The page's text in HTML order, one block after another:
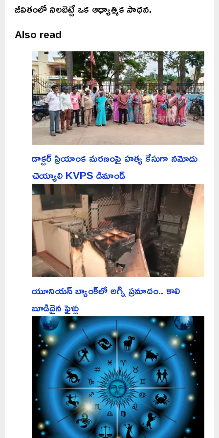
జీవితంలో నిలబెట్టే ఒక ఆధ్యాత్మిక సాధన.
Also read
డాక్టర్ ప్రియాంక మరణంపై హత్య కేసుగా నమోదు
చెయ్యాలి KVPS డిమాండ్
యూనియన్ బ్యాంక్‌లో అగ్ని ప్రమాదం.. కాలి
బూడిదైన ఫైళ్లు